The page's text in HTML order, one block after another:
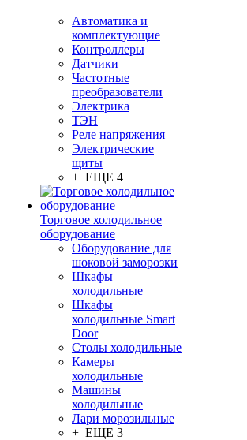
Автоматика и
комплектующие
Контроллеры
Датчики
Частотные
преобразователи
Электрика
ТЭН
Реле напряжения
Электрические
щиты
+ ЕЩЕ 4
Торговое холодильное
оборудование
Оборудование для
шоковой заморозки
Шкафы
холодильные
Шкафы
холодильные Smart
Door
Столы холодильные
Камеры
холодильные
Машины
холодильные
Лари морозильные
+ ЕЩЕ 3